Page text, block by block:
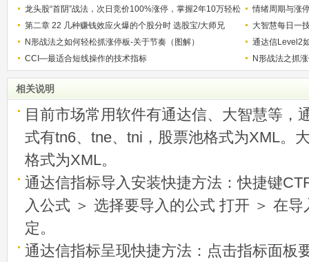
龙头股“首阴”战法，次日竞价100%涨停，掌握2年10万轻松
赚500万（图解）
情绪周期与涨
级别看情绪板
第二章 22 几种赚钱效应火爆的个股分时 选股宝/大师兄
201811短线实战训练营
大智慧每日一
N形战法之如何轻松抓涨停板-关于节奏（图解）
通达信Level2
CCI—最适合短线操作的技术指标
N形战法之抓
相关说明
目前市场常用软件有通达信、大智慧等，
式有tn6、tne、tni，股票池格式为XML。
格式为XML。
通达信指标导入安装快捷方法：快捷键
入公式 ＞ 选择要导入的公式 打开 ＞ 在
定。
通达信指标呈现快捷方法：点击指标面板